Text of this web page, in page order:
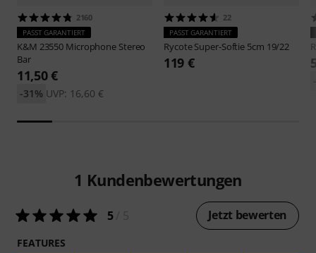
2160
PASST GARANTIERT
K&M 23550 Microphone Stereo
Bar
11,50 €
UVP: 16,60 €
-31%
22
PASST GARANTIERT
RycoteSuper-Softie 5cm 19/22
119 €
1 Kundenbewertungen
5/ 5 Jetzt bewerten
FEATURES